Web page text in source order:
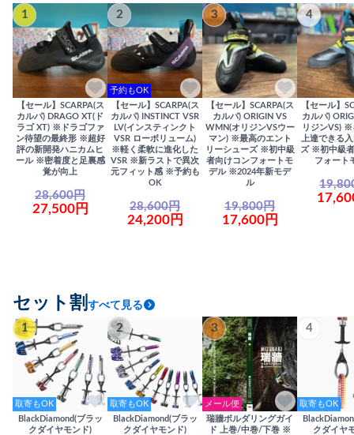
1
【セール】SCARPA(ス
カルパ) DRAGO XT(ド
ラゴ XT) ※ドラゴファ
ン待望の最終形 ※超好
評の新開発ハニカムヒ
ール ※密着度と足裏感
覚が向上
28,600円
27,500円
2
予約もOK
【セール】SCARPA(ス
カルパ) INSTINCT VSR
LV(インスティンクト
VSR ローボリューム)
※軽く柔軟に進化した
VSR ※新ラストで異次
元フィット感 ※予約も
OK
28,600円
24,200円
3
【セール】SCARPA(ス
カルパ) ORIGIN VS
WMN(オリジンVSウー
マン) ※最高のエント
リーシューズ ※初中級
者向けコンフォートモ
デル ※2024年新モデ
ル
19,800円
17,600円
4
【セール】
カルパ)
リジンVS) ※
上達できる
ズ ※初中級
フォート
セット割 すべて見る
1
取寄もOK
BlackDiamond(ブラッ
クダイヤモンド)
2
取寄もOK
BlackDiamond(ブラッ
クダイヤモンド)
3
メール便
瑞牆ボルダリングガイ
ド 上巻/中巻/下巻 ※
4
取寄もOK
クダイヤ